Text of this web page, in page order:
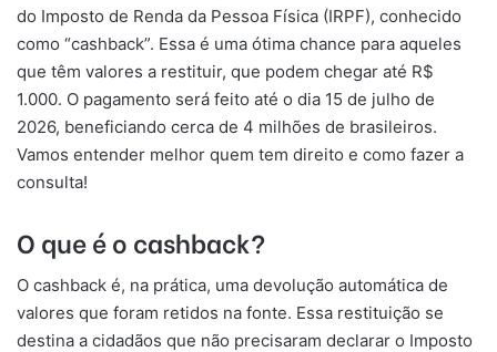
do Imposto de Renda da Pessoa Física (IRPF), conhecido
como “cashback”. Essa é uma ótima chance para aqueles
que têm valores a restituir, que podem chegar até R$
1.000. O pagamento será feito até o dia 15 de julho de
2026, beneficiando cerca de 4 milhões de brasileiros.
Vamos entender melhor quem tem direito e como fazer a
consulta!
O que é o cashback?
O cashback é, na prática, uma devolução automática de
valores que foram retidos na fonte. Essa restituição se
destina a cidadãos que não precisaram declarar o Imposto